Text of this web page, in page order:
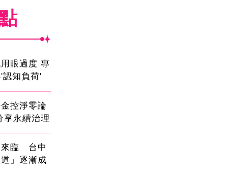
眼過度 專
認知負荷'
控淨零論
享永續治理
來臨 台中
」逐漸成